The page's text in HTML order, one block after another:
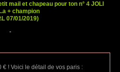
mail et chapeau pour ton n° 4 JOLI
+ champion
07/01/2019)
-
€ ! Voici le détail de vos paris :